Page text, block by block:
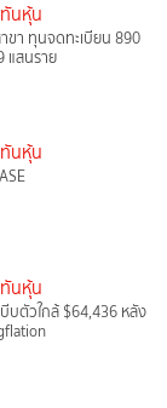
นหุ้น
ขา ทุนจดทะเบียน 890
แสนราย
นหุ้น
นหุ้น
บตัวใกล้ $64,436 หลัง